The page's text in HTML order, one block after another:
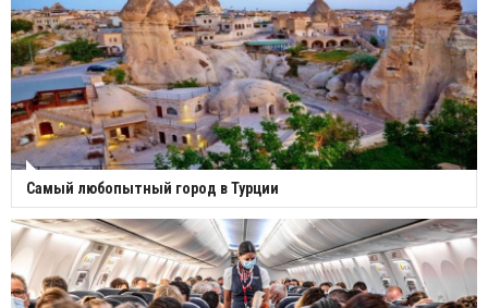
Самый любопытный город в Турции